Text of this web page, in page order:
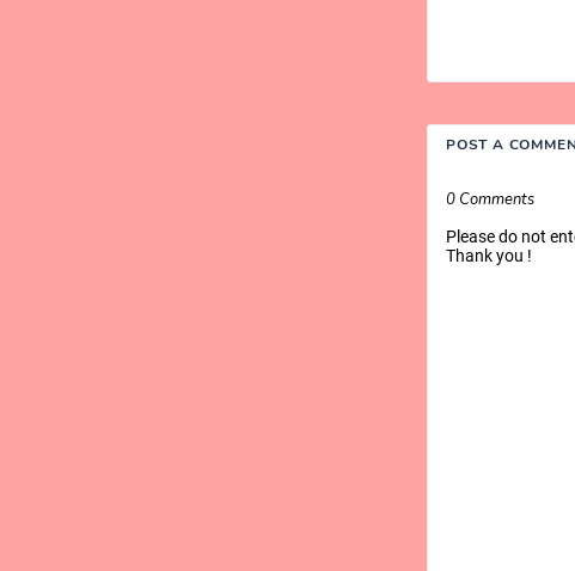
POST A
0 Comments
Please do not
Thank you !